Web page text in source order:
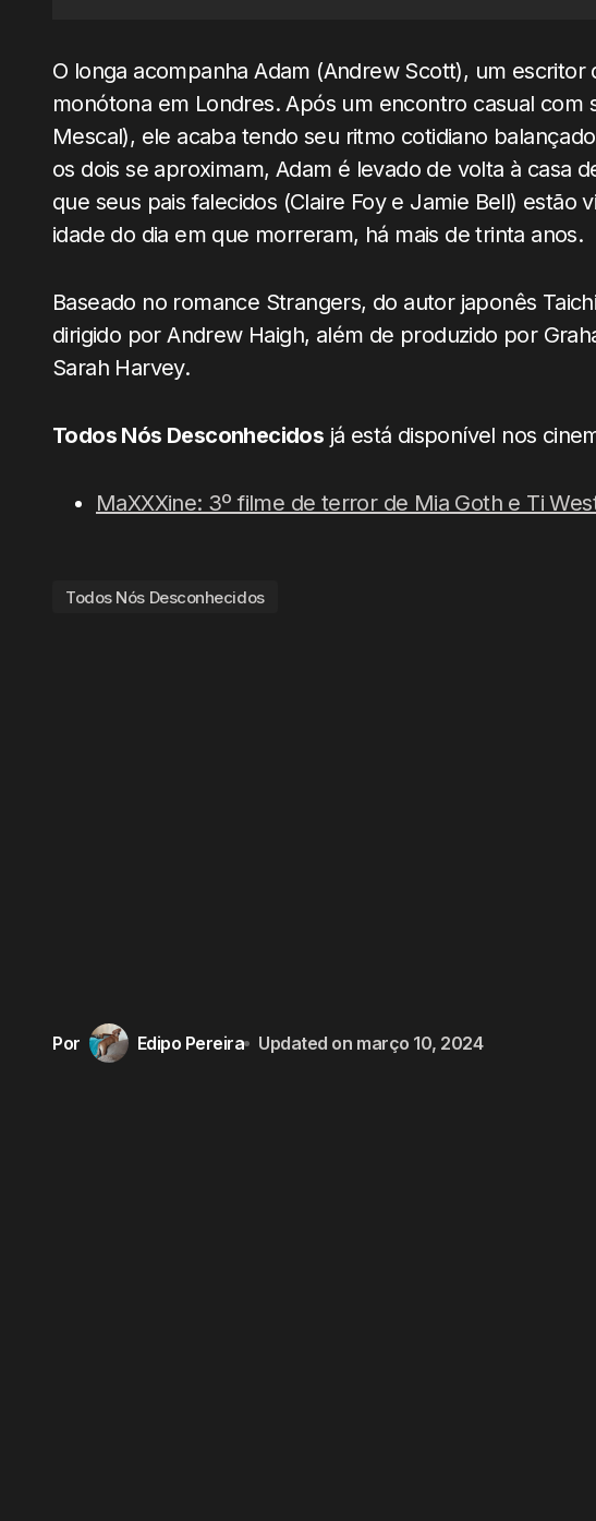
O longa acompanha Adam (Andrew Scott), um escritor
monótona em Londres. Após um encontro casual com
Mescal), ele acaba tendo seu ritmo cotidiano
os dois se aproximam, Adam é levado de volta à casa
que seus pais falecidos (Claire Foy e Jamie Bell) estão
idade do dia em que morreram, há mais de trinta anos.
Baseado no romance Strangers, do autor japonês
dirigido por Andrew Haigh, além de produzido por
Sarah Harvey.
Todos Nós Desconhecidos já está disponível nos
MaXXXine: 3º filme de terror de Mia Goth e Ti
Todos Nós Desconhecidos
Por Edipo Pereira Updated on março 10, 2024